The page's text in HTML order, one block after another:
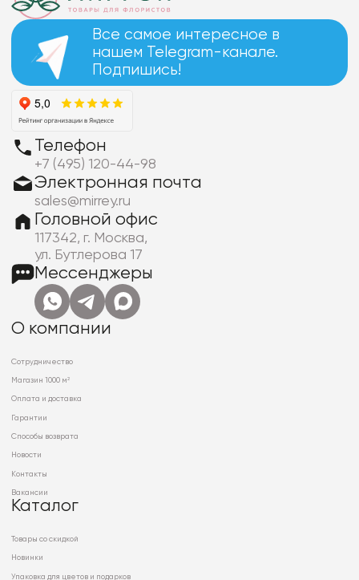
Все самое интересное в
нашем Telegram-канале.
Подпишись!
Телефон
+7 (495) 120-44-98
Электронная почта
sales@mirrey.ru
Головной офис
117342, г. Москва,
ул. Бутлерова 17
Мессенджеры
О компании
Сотрудничество
Магазин 1000 м²
Оплата и доставка
Гарантии
Способы возврата
Новости
Контакты
Вакансии
Каталог
Товары со скидкой
Новинки
Упаковка для цветов и подарков